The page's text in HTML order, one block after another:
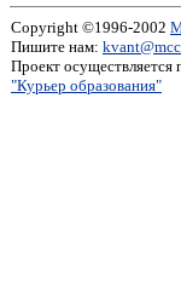
Copyright ©1996-2002
Пишите нам:
Проект осуществляется
"Курьер образования"